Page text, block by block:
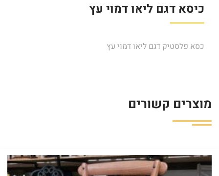
כיסא דגם ליאו דמוי עץ
כסא פלסטיק דגם ליאו דמוי עץ
מוצרים קשורים